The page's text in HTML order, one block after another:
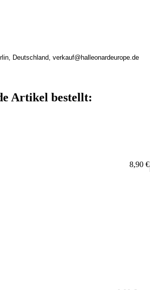
Deutschland, verkauf@halleonardeurope.de
Artikel bestellt:
8,90 €